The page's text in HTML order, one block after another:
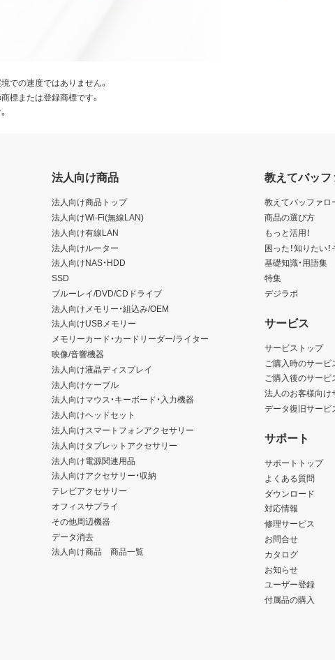
での速度ではありません。
標または登録商標です。
法人向け商品
法人向け商品トップ
法人向けWi-Fi(無線LAN)
法人向け有線LAN
法人向けルーター
法人向けNAS・HDD
SSD
ブルーレイ/DVD/CDドライブ
法人向けメモリー・組込み/OEM
法人向けUSBメモリー
メモリーカード・カードリーダー/ライター
映像/音響機器
法人向け液晶ディスプレイ
法人向けケーブル
法人向けマウス・キーボード・入力機器
法人向けヘッドセット
法人向けスマートフォンアクセサリー
法人向けタブレットアクセサリー
法人向け電源関連用品
法人向けアクセサリー・収納
テレビアクセサリー
オフィスサプライ
その他周辺機器
データ消去
法人向け商品 商品一覧
教えてバッ
教えてバッファロ
商品の選び方
もっと活用！
困った！知りたい
基礎知識・用語集
特集
デジラボ
サービス
サービストップ
ご購入時のサービ
ご購入後のサービ
法人のお客様向け
データ復旧サービ
サポート
サポートトップ
よくある質問
ダウンロード
対応情報
修理サービス
お問合せ
カタログ
お知らせ
ユーザー登録
付属品の購入